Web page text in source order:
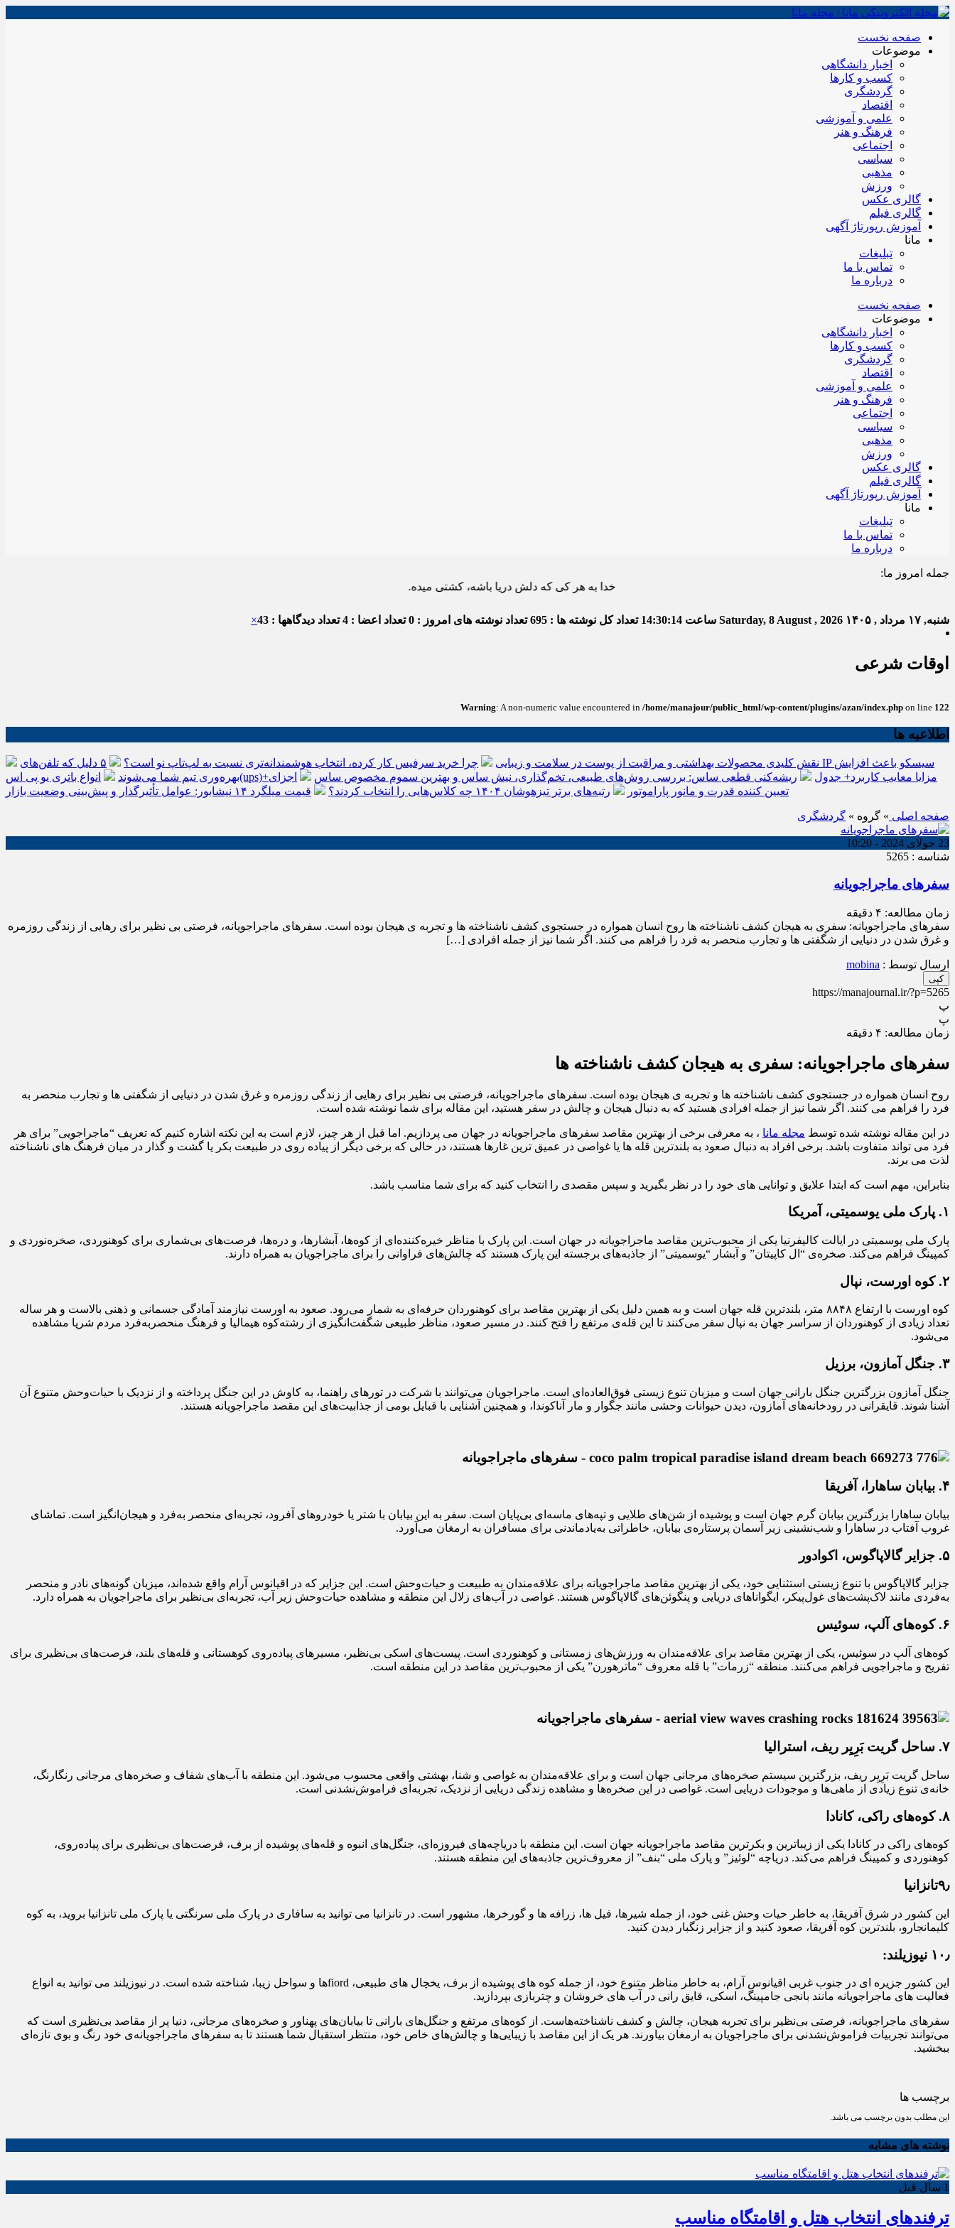
صفحه نخست
موضوعات
اخبار دانشگاهی
کسب و کارها
گردشگری
اقتصاد
علمی و آموزشی
فرهنگ و هنر
اجتماعی
سیاسی
مذهبی
ورزش
گالری عکس
گالری فیلم
آموزش رپورتاژ آگهی
مانا
تبلیغات
تماس با ما
درباره ما
صفحه نخست
موضوعات
اخبار دانشگاهی
کسب و کارها
گردشگری
اقتصاد
علمی و آموزشی
فرهنگ و هنر
اجتماعی
سیاسی
مذهبی
ورزش
گالری عکس
گالری فیلم
آموزش رپورتاژ آگهی
مانا
تبلیغات
تماس با ما
درباره ما
جمله امروز ما:
خدا به هر کی که دلش دریا باشه، کشتی میده.
شنبه, ۱۷ مرداد , ۱۴۰۵ Saturday, 8 August , 2026 ساعت 14:30:15 تعداد کل نوشته ها : 695 تعداد نوشته های امروز : 0 تعداد اعضا : 4 تعداد دیدگاهها : 43 ×
اوقات شرعی
Warning: A non-numeric value encountered in /home/manajour/public_html/wp-content/plugins/azan/index.php on line 122
اطلاعیه ها
نقش کلیدی محصولات بهداشتی و مراقبت از پوست در سلامت و زیبایی چرا خرید سرفیس کار کرده، انتخاب هوشمندانه‌تری نسبت به لپ‌تاپ نو است؟
۵ دلیل که تلفن‌های IP سیسکو باعث افزایش
بهره‌وری تیم شما می‌شوند
انواع باتری یو پی اس(ups)+مزایا معایب کاربرد+ جدول ریشه‌کنی قطعی ساس: بررسی روش‌های طبیعی، تخم‌گذاری، نیش ساس و بهترین سموم مخصوص ساس
اجزای
تعیین کننده قدرت و مانور پاراموتور
رتبه‌های برتر تیزهوشان ۱۴۰۴ چه کلاس‌هایی را انتخاب کردند؟ قیمت میلگرد ۱۴ نیشابور: عوامل تأثیرگذار و پیش‌بینی وضعیت بازار
صفحه اصلی » گروه » گردشگری
23 جولای 2024 - 10:20
شناسه : 5265
سفرهای ماجراجویانه
زمان مطالعه: ۴ دقیقه
سفرهای ماجراجویانه: سفری به هیجان کشف ناشناخته ها روح انسان همواره در جستجوی کشف ناشناخته ها و تجربه ی هیجان بوده است. سفرهای ماجراجویانه، فرصتی بی نظیر برای رهایی از زندگی روزمره
و غرق شدن در دنیایی از شگفتی ها و تجارب منحصر به فرد را فراهم می کنند. اگر شما نیز از جمله افرادی […]
ارسال توسط : mobina
کپی
https://manajournal.ir/?p=5265
پ
پ
زمان مطالعه: ۴ دقیقه
سفرهای ماجراجویانه: سفری به هیجان کشف ناشناخته ها
روح انسان همواره در جستجوی کشف ناشناخته ها و تجربه ی هیجان بوده است. سفرهای ماجراجویانه، فرصتی بی نظیر برای رهایی از زندگی روزمره و غرق شدن در دنیایی از شگفتی ها و تجارب منحصر به
فرد را فراهم می کنند. اگر شما نیز از جمله افرادی هستید که به دنبال هیجان و چالش در سفر هستید، این مقاله برای شما نوشته شده است.
در این مقاله نوشته شده توسط مجله مانا ، به معرفی برخی از بهترین مقاصد سفرهای ماجراجویانه در جهان می پردازیم. اما قبل از هر چیز، لازم است به این نکته اشاره کنیم که تعریف “ماجراجویی” برای هر
فرد می تواند متفاوت باشد. برخی افراد به دنبال صعود به بلندترین قله ها یا غواصی در عمیق ترین غارها هستند، در حالی که برخی دیگر از پیاده روی در طبیعت بکر یا گشت و گذار در میان فرهنگ های ناشناخته
لذت می برند.
بنابراین، مهم است که ابتدا علایق و توانایی های خود را در نظر بگیرید و سپس مقصدی را انتخاب کنید که برای شما مناسب باشد.
۱. پارک ملی یوسمیتی، آمریکا
پارک ملی یوسمیتی در ایالت کالیفرنیا یکی از محبوب‌ترین مقاصد ماجراجویانه در جهان است. این پارک با مناظر خیره‌کننده‌ای از کوه‌ها، آبشارها، و دره‌ها، فرصت‌های بی‌شماری برای کوهنوردی، صخره‌نوردی و
کمپینگ فراهم می‌کند. صخره‌ی “ال کاپیتان” و آبشار “یوسمیتی” از جاذبه‌های برجسته این پارک هستند که چالش‌های فراوانی را برای ماجراجویان به همراه دارند.
۲.کوه اورست، نپال
کوه اورست با ارتفاع ۸۸۴۸ متر، بلندترین قله جهان است و به همین دلیل یکی از بهترین مقاصد برای کوهنوردان حرفه‌ای به شمار می‌رود. صعود به اورست نیازمند آمادگی جسمانی و ذهنی بالاست و هر ساله
تعداد زیادی از کوهنوردان از سراسر جهان به نپال سفر می‌کنند تا این قله‌ی مرتفع را فتح کنند. در مسیر صعود، مناظر طبیعی شگفت‌انگیزی از رشته‌کوه هیمالیا و فرهنگ منحصربه‌فرد مردم شرپا مشاهده
می‌شود.
۳. جنگل آمازون، برزیل
جنگل آمازون بزرگترین جنگل بارانی جهان است و میزبان تنوع زیستی فوق‌العاده‌ای است. ماجراجویان می‌توانند با شرکت در تورهای راهنما، به کاوش در این جنگل پرداخته و از نزدیک با حیات‌وحش متنوع آن
آشنا شوند. قایقرانی در رودخانه‌های آمازون، دیدن حیوانات وحشی مانند جگوار و مار آناکوندا، و همچنین آشنایی با قبایل بومی از جذابیت‌های این مقصد ماجراجویانه هستند.
۴. بیابان ساهارا، آفریقا
بیابان ساهارا بزرگترین بیابان گرم جهان است و پوشیده از شن‌های طلایی و تپه‌های ماسه‌ای بی‌پایان است. سفر به این بیابان با شتر یا خودروهای آفرود، تجربه‌ای منحصر به‌فرد و هیجان‌انگیز است. تماشای
غروب آفتاب در ساهارا و شب‌نشینی زیر آسمان پرستاره‌ی بیابان، خاطراتی به‌یادماندنی برای مسافران به ارمغان می‌آورد.
۵. جزایر گالاپاگوس، اکوادور
جزایر گالاپاگوس با تنوع زیستی استثنایی خود، یکی از بهترین مقاصد ماجراجویانه برای علاقه‌مندان به طبیعت و حیات‌وحش است. این جزایر که در اقیانوس آرام واقع شده‌اند، میزبان گونه‌های نادر و منحصر
به‌فردی مانند لاک‌پشت‌های غول‌پیکر، ایگواناهای دریایی و پنگوئن‌های گالاپاگوس هستند. غواصی در آب‌های زلال این منطقه و مشاهده حیات‌وحش زیر آب، تجربه‌ای بی‌نظیر برای ماجراجویان به همراه دارد.
۶.کوه‌های آلپ، سوئیس
کوه‌های آلپ در سوئیس، یکی از بهترین مقاصد برای علاقه‌مندان به ورزش‌های زمستانی و کوهنوردی است. پیست‌های اسکی بی‌نظیر، مسیرهای پیاده‌روی کوهستانی و قله‌های بلند، فرصت‌های بی‌نظیری برای
تفریح و ماجراجویی فراهم می‌کنند. منطقه “زرمات” با قله معروف “ماترهورن” یکی از محبوب‌ترین مقاصد در این منطقه است.
۷. ساحل گریت بَرِیِر ریف، استرالیا
ساحل گریت بَرِیِر ریف، بزرگترین سیستم صخره‌های مرجانی جهان است و برای علاقه‌مندان به غواصی و شنا، بهشتی واقعی محسوب می‌شود. این منطقه با آب‌های شفاف و صخره‌های مرجانی رنگارنگ،
خانه‌ی تنوع زیادی از ماهی‌ها و موجودات دریایی است. غواصی در این صخره‌ها و مشاهده زندگی دریایی از نزدیک، تجربه‌ای فراموش‌نشدنی است.
۸.کوه‌های راکی، کانادا
کوه‌های راکی در کانادا یکی از زیباترین و بکرترین مقاصد ماجراجویانه جهان است. این منطقه با دریاچه‌های فیروزه‌ای، جنگل‌های انبوه و قله‌های پوشیده از برف، فرصت‌های بی‌نظیری برای پیاده‌روی،
کوهنوردی و کمپینگ فراهم می‌کند. دریاچه “لوئیز” و پارک ملی “بنف” از معروف‌ترین جاذبه‌های این منطقه هستند.
۹٫تانزانیا
این کشور در شرق آفریقا، به خاطر حیات وحش غنی خود، از جمله شیرها، فیل ها، زرافه ها و گورخرها، مشهور است. در تانزانیا می توانید به سافاری در پارک ملی سرنگتی یا پارک ملی تانزانیا بروید، به کوه
کلیمانجارو، بلندترین کوه آفریقا، صعود کنید و از جزایر زنگبار دیدن کنید.
۱۰٫ نیوزیلند:
این کشور جزیره ای در جنوب غربی اقیانوس آرام، به خاطر مناظر متنوع خود، از جمله کوه های پوشیده از برف، یخچال های طبیعی، fiordها و سواحل زیبا، شناخته شده است. در نیوزیلند می توانید به انواع
فعالیت های ماجراجویانه مانند بانجی جامپینگ، اسکی، قایق رانی در آب های خروشان و چتربازی بپردازید.
سفرهای ماجراجویانه، فرصتی بی‌نظیر برای تجربه هیجان، چالش و کشف ناشناخته‌هاست. از کوه‌های مرتفع و جنگل‌های بارانی تا بیابان‌های پهناور و صخره‌های مرجانی، دنیا پر از مقاصد بی‌نظیری است که
می‌توانند تجربیات فراموش‌نشدنی برای ماجراجویان به ارمغان بیاورند. هر یک از این مقاصد با زیبایی‌ها و چالش‌های خاص خود، منتظر استقبال شما هستند تا به سفرهای ماجراجویانه‌ی خود رنگ و بوی تازه‌ای
ببخشید.
برچسب ها
این مطلب بدون برچسب می باشد.
نوشته های مشابه
1 سال قبل
ترفندهای انتخاب هتل و اقامتگاه مناسب